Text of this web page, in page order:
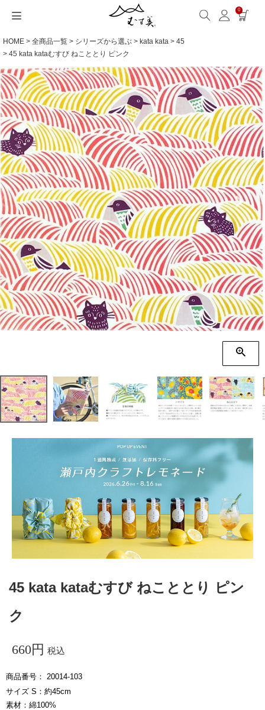
0
HOME 全商品一覧 シリーズから選ぶ kata kata
45
45 kata kataむすび ねこととり ピンク
45 kata kataむすび ねこととり ピン
ク
660 税込
商品番号
20014-103
サイズ S：約45cm
素材：綿100%
サイズから選ぶ
サイズ一覧
Sサイズ(約45～50cm)
Mサイズ(約68～70cm)
Lサイズ(約90～120cm)
XLサイズ(約130cm～)
ギフトシーンから選ぶ
ギフトシーン一覧
内祝い
婚礼・引出物
卒入学・就職祝い
弔事・法事
記念品
海外へのお土産
季節の贈り物
プチギフト
ギフトラッピング
シーンから選ぶ
シーン一覧
毎日使うもの
お買い物
旅行
インテリア
ギフトラッピング
とっておきの日
素材から選ぶ
撥水加工
綿(コットン)
ポリエステル
リネン
ウール
レーヨン
正絹(絹100％)
シリーズ名から選ぶ
全てのシリーズ
アクアドロップ(撥水)
ミナ ペルホネン
ひめむすび(Adeline Klam)
kata kata
鈴木マサル
こはれ
竹久夢二
伊砂文様
リバーシブル
ふくさ（念珠）・はんかち・書籍
ふくさ・念珠入れ
はんかち・手ぬぐい
ふろしき書籍
名入れ・ラッピング
名入れ・記念品
無料ラッピング
紙箱・木箱
発送・お問い合わせ
送料・お支払い方法
海外発送の方（English）
よくあるご質問
お問い合わせ
包み方・お手入れ
洗濯・お手入れ
包み方・使い方
ワークショップ案内
ブログ・特集
読みもの(ブログ)
特集
キャンペーン情報
読みもの(ブログ)
読みもの一覧
一升餅におすすめ
ストール巻き方
洋服カバー
ふろしきパッチン活用
特集
特集一覧
ECOバッグ 100cm
ECOバッグ 70cm
OUTDOOR
むす美とは
About us
お取引をご希望の方